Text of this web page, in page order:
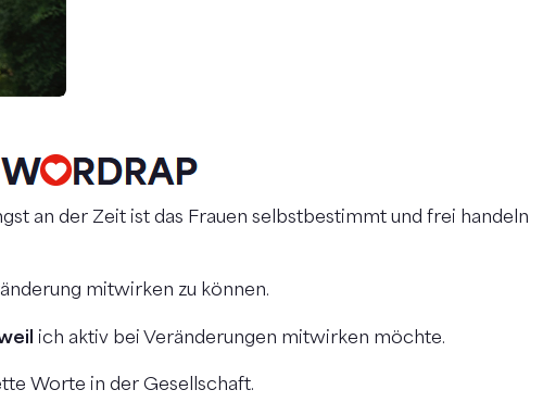
an der Zeit ist das Frauen selbstbestimmt und frei handeln
mitwirken zu können.
ich aktiv bei Veränderungen mitwirken möchte.
Worte in der Gesellschaft.